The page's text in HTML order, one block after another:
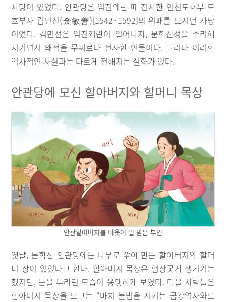
사당이 있었다. 안관당은 임진왜란 때 전사한 인천도호부 도
호부사 김민선(金敏善)[1542~1592]의 위패를 모시던 사당
이었다. 김민선은 임진왜란이 일어나자, 문학산성을 수리해
지키면서 왜적을 무찌르다 전사한 인물이다. 그러나 이러한
역사적인 사실과는 다르게 전해지는 설화가 있다.
안관당에 모신 할아버지와 할머니 목상
안관할아버지를 비웃어 벌 받은 부인
옛날, 문학산 안관당에는 나무로 깎아 만든 할아버지와 할머
니 상이 있었다고 한다. 할아버지 목상은 험상궂게 생기기는
했지만, 눈을 부라린 모습이 용맹하게 보였다. 마을 사람들은
할아버지 목상을 보고는 “마치 불법을 지키는 금강역사와도